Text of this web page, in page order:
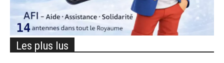
Les plus lus